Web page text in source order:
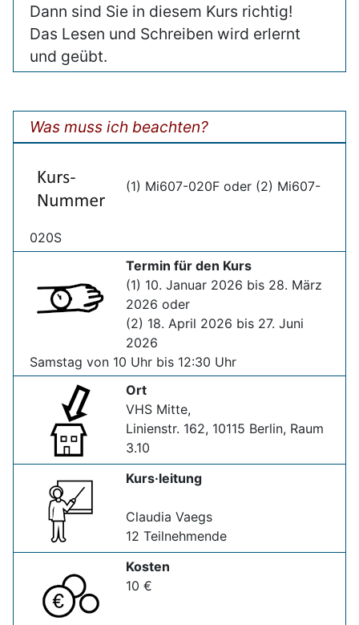
Dann sind Sie in diesem Kurs richtig!
Das Lesen und Schreiben wird erlernt
und geübt.
Was muss ich beachten?
(1) Mi607-020F oder (2) Mi607-
020S
Termin für den Kurs
(1) 10. Januar 2026 bis 28. März
2026 oder
(2) 18. April 2026 bis 27. Juni
2026
Samstag von 10 Uhr bis 12:30 Uhr
Ort
VHS Mitte,
Linienstr. 162, 10115 Berlin, Raum
3.10
Kurs·leitung
Claudia Vaegs
12 Teilnehmende
Kosten
10 €